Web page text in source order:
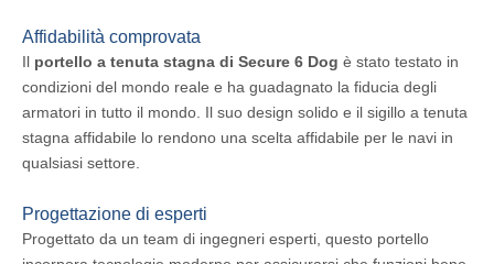
Affidabilità comprovata
Il portello a tenuta stagna di Secure 6 Dog è stato testato in
condizioni del mondo reale e ha guadagnato la fiducia degli
armatori in tutto il mondo. Il suo design solido e il sigillo a tenuta
stagna affidabile lo rendono una scelta affidabile per le navi in ​​
qualsiasi settore.
Progettazione di esperti
Progettato da un team di ingegneri esperti, questo portello